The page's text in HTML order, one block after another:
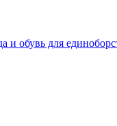
и обувь для